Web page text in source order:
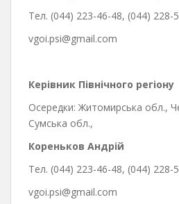
Тел. (044) 223-46-48, (044) 228-
vgoi.psi@gmail.com
Керівник Північного регіону
Осередки: Житомирська обл.,
Сумська обл.,
Кореньков Андрій
Тел. (044) 223-46-48, (044) 228-
vgoi.psi@gmail.com